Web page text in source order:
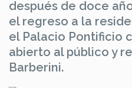
después de doce
el regreso a la
el Palacio Pontificio
abierto al público y
Barberini.